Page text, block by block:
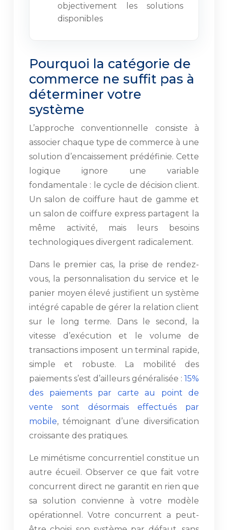
objectivement les solutions
disponibles
Pourquoi la catégorie de
commerce ne suffit pas à
déterminer votre
système
L’approche conventionnelle consiste à
associer chaque type de commerce à une
solution d’encaissement prédéfinie. Cette
logique ignore une variable
fondamentale : le cycle de décision client.
Un salon de coiffure haut de gamme et
un salon de coiffure express partagent la
même activité, mais leurs besoins
technologiques divergent radicalement.
Dans le premier cas, la prise de rendez-
vous, la personnalisation du service et le
panier moyen élevé justifient un système
intégré capable de gérer la relation client
sur le long terme. Dans le second, la
vitesse d’exécution et le volume de
transactions imposent un terminal rapide,
simple et robuste. La mobilité des
paiements s’est d’ailleurs généralisée : 15%
des paiements par carte au point de
vente sont désormais effectués par
mobile, témoignant d’une diversification
croissante des pratiques.
Le mimétisme concurrentiel constitue un
autre écueil. Observer ce que fait votre
concurrent direct ne garantit en rien que
sa solution convienne à votre modèle
opérationnel. Votre concurrent a peut-